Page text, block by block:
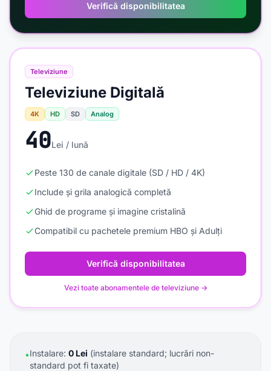
Televiziune
Televiziune Digitală
4K HD SD Analog
40Lei / lună
Peste 130 de canale digitale (SD / HD / 4K)
Include și grila analogică completă
Ghid de programe și imagine cristalină
Compatibil cu pachetele premium HBO și Adulți
Verifică disponibilitatea
Vezi toate abonamentele de televiziune →
Verifică disponibilitatea
•Instalare: 0 Lei (instalare standard; lucrări non-
standard pot fi taxate)